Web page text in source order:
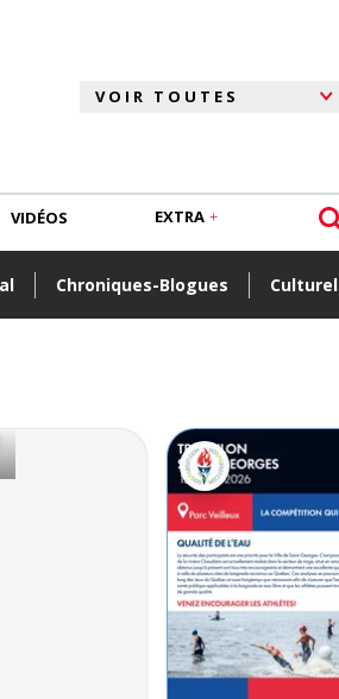
Chroniques-Blogues Culturel
VIDÉOS EXTRA